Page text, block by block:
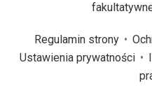
Regulamin strony
Ustawienia prywatności